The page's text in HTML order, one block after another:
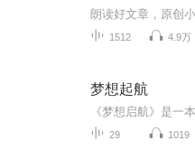
1512 4.9万
梦想起航
29 1019